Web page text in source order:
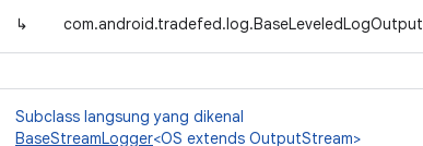
↳ com.android.tradefed.log.BaseLeveledLogOutput
Subclass langsung yang dikenal
BaseStreamLogger<OS extends OutputStream>